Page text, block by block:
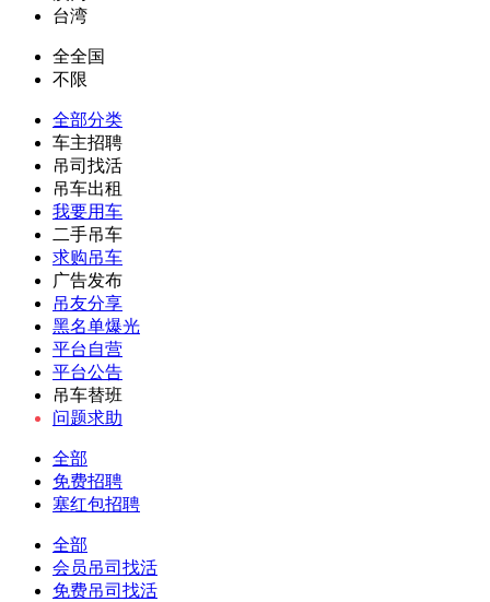
台湾
全全国
不限
全部分类
车主招聘
吊司找活
吊车出租
我要用车
二手吊车
求购吊车
广告发布
吊友分享
黑名单爆光
平台自营
平台公告
吊车替班
问题求助
全部
免费招聘
塞红包招聘
全部
会员吊司找活
免费吊司找活